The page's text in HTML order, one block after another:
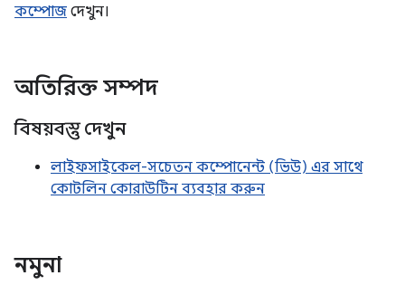
কম্পোজ দেখুন।
অতিরিক্ত সম্পদ
বিষয়বস্তু দেখুন
লাইফসাইকেল-সচেতন কম্পোনেন্ট (ভিউ) এর সাথে
কোটলিন কোরাউটিন ব্যবহার করুন
নমুনা